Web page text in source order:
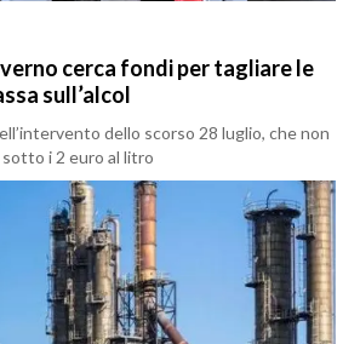
cerca fondi per tagliare le
sull’alcol
dello scorso 28 luglio, che non
i 2 euro al litro